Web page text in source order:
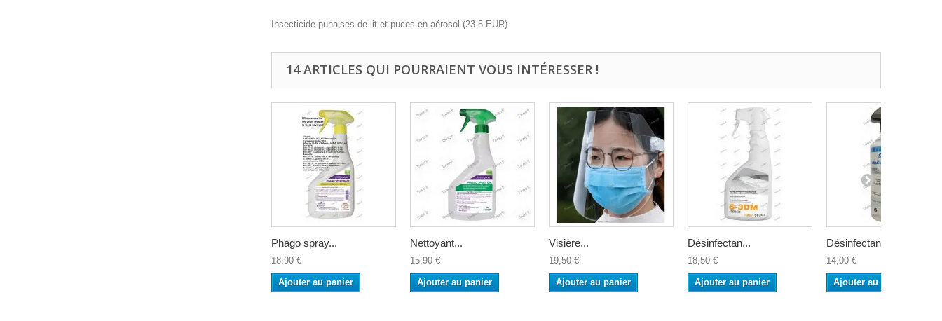
Insecticide punaises de lit et puces en aérosol (23.5 EUR)
14 ARTICLES QUI POURRAIENT VOUS INTÉRESSER !
Phago spray...
18,90 €
Ajouter au panier
Nettoyant...
15,90 €
Ajouter au panier
Visière...
19,50 €
Ajouter au panier
Désinfectan...
18,50 €
Ajouter au panier
Désinfectan...
14,00 €
Ajouter au panier